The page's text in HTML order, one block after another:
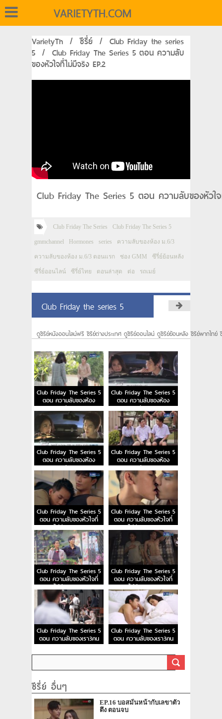
VARIETYTH.COM
VarietyTh / ซีรี่ย์ / Club Friday the series
5 / Club Friday The Series 5 ตอน ความลับ
ของหัวใจที่ไม่มีจริง EP.2
Club Friday The Series 5 ตอน ความลับของหัวใ
Club Friday The Series Club Friday The Series 5
gmmchannel Hormones series ความลับของห้อง ม.6/3
ความลับของห้อง ม.6/3 ตอนแรก ช่อง GMM ซีรี่ย์ย้อนหลัง
ซีรี่ย์ออนไลน์ ซีรี่ย์ไทย ตอนล่าสุด ต่อ รถเมย์
Club Friday the series 5
ดูซีรีย์หนังออนไลน์ฟรี ซีรีย์ต่างประเทศ ดูซีรีย์ออนไลน์ ดูซีรีย์ย้อนหลัง ซีรีย์พากไทย์
Club Friday The Series 5
ตอน ความลับของห้อง
ม.6/3 EP.4
Club Friday The Series 5
ตอน ความลับของห้อง
ม.6/3 EP.3
Club Friday The Series 5
ตอน ความลับของห้อง
ม.6/3 EP.2
Club Friday The Series 5
ตอน ความลับของห้อง
ม.6/3 EP.1
Club Friday The Series 5
ตอน ความลับของหัวใจที่
ไม่มีจริง EP.4
Club Friday The Series 5
ตอน ความลับของหัวใจที่
ไม่มีจริง EP.3
Club Friday The Series 5
ตอน ความลับของหัวใจที่
ไม่มีจริง EP.2
Club Friday The Series 5
ตอน ความลับของหัวใจที่
ไม่มีจริง EP.1
Club Friday The Series 5
ตอน ความลับของเรา3คน
EP.5
Club Friday The Series 5
ตอน ความลับของเรา3คน
EP.4
ซีรี่ย์ อื่นๆ
EP.16 บอสมั่นหน้ากับเลขาตัว
ตึง ตอนจบ